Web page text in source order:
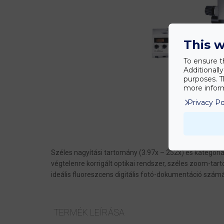
Széles nagyítási tartomány (3.97x – 252x) és
végtelenre korrigált optikai rendszer, széles zoom-
ideális fluoreszcens digitális fotó-dokumentáció
TERMÉK LEÍRÁSA
This
To ensure
purposes.
more
Privacy